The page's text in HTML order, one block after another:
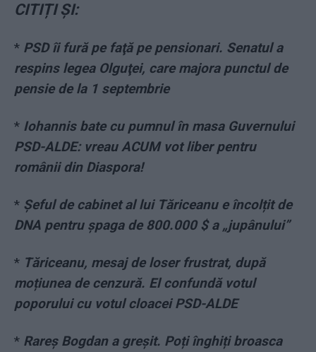
CITIȚI ȘI:
* PSD îi fură pe faţă pe pensionari. Senatul a
respins legea Olguţei, care majora punctul de
pensie de la 1 septembrie
* Iohannis bate cu pumnul în masa Guvernului
PSD-ALDE: vreau ACUM vot liber pentru
românii din Diaspora!
* Șeful de cabinet al lui Tăriceanu e încolțit de
DNA pentru șpaga de 800.000 $ a „jupânului”
* Tăriceanu, mesaj de loser frustrat, după
moțiunea de cenzură. El confundă votul
poporului cu votul cloacei PSD-ALDE
* Rareș Bogdan a greșit. Poți înghiți broasca